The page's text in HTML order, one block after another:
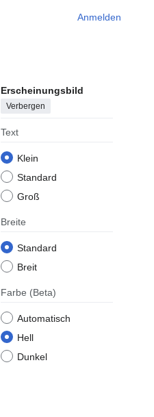
Anmelden
Erscheinungsbild
Verbergen
Text
Klein
Standard
Groß
Breite
Standard
Breit
Farbe (Beta)
Automatisch
Hell
Dunkel